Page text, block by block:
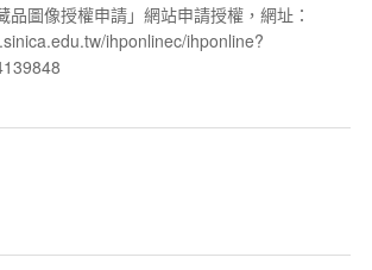
品圖像授權申請」網站申請授權，網址：
ihponlinec/ihponline?